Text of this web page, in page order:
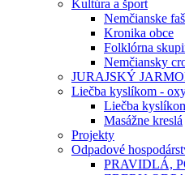
Kultúra a šport
Nemčianske
Kronika obce
Folklórna
Nemčiansky
JURAJSKÝ
Liečba kyslíkom -
Liečba
Masážne kreslá
Projekty
Odpadové
PRAVIDLÁ,